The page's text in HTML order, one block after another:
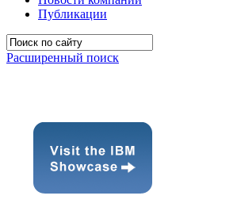
Публикации
Расширенный поиск